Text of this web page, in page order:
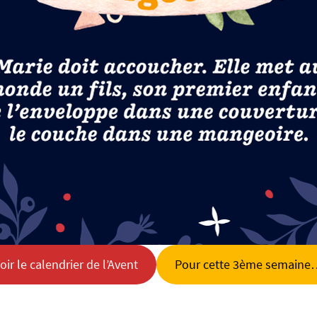
le calendrier de l’Avent Pour cette 3ème